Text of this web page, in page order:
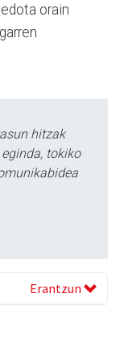
orain
hitzak
tokiko
Erantzun